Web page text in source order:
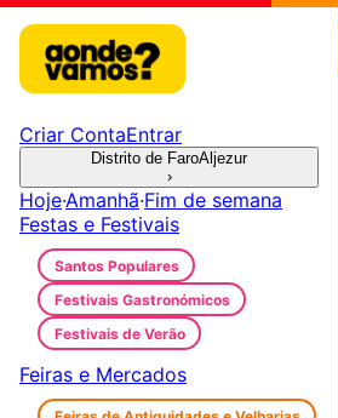
Criar ContaEntrar
Distrito de FaroAljezur
›
Hoje·Amanhã·Fim de semana
Festas e Festivais
Santos Populares
Festivais Gastronómicos
Festivais de Verão
Feiras e Mercados